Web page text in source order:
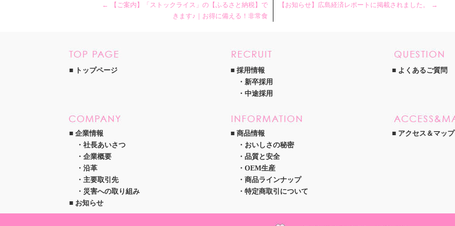
←
【ご案内】「ストックライス」の【ふるさと納税】で
きます♪｜お得に備える！非常食
【お知らせ】広島経済レポートに掲載されました。 →
トップページ
採用情報
新卒採用
中途採用
よくあるご質問
企業情報
社長あいさつ
企業概要
沿革
主要取引先
災害への取り組み
商品情報
おいしさの秘密
品質と安全
OEM生産
商品ラインナップ
特定商取引について
アクセス＆マップ
お知らせ